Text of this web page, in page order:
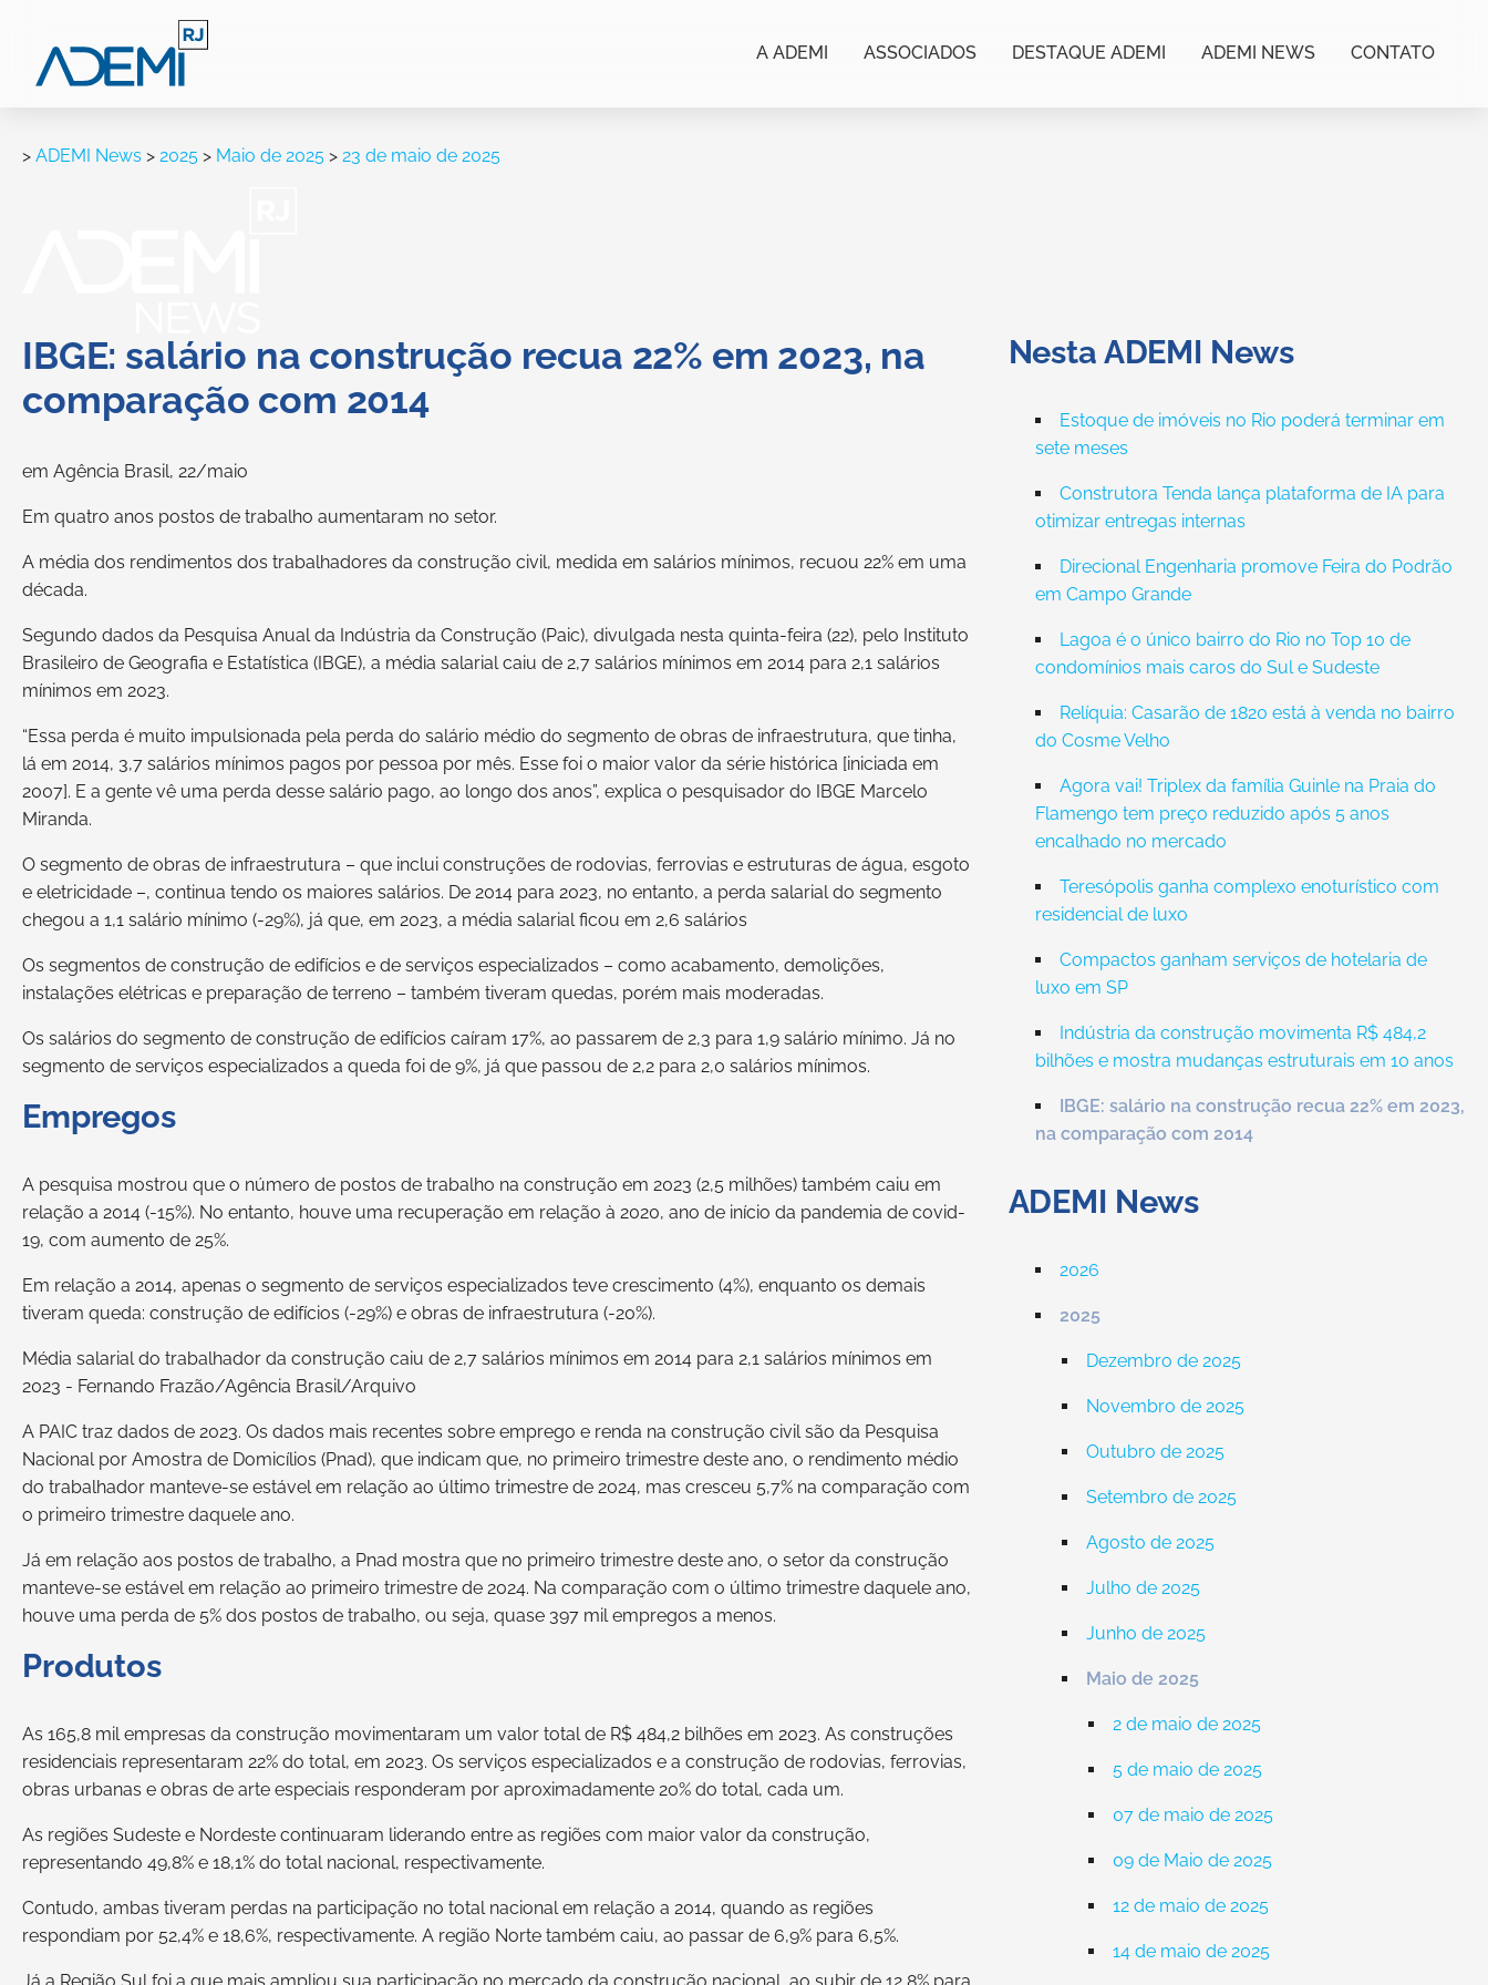
A ADEMI ASSOCIADOS DESTAQUE ADEMI ADEMI NEWS CONTATO
> ADEMI News > 2025 > Maio de 2025 > 23 de maio de 2025
IBGE: salário na construção recua 22% em 2023, na
comparação com 2014
em Agência Brasil, 22/maio
Em quatro anos postos de trabalho aumentaram no setor.
A média dos rendimentos dos trabalhadores da construção civil, medida em salários mínimos, recuou 22% em uma
década.
Segundo dados da Pesquisa Anual da Indústria da Construção (Paic), divulgada nesta quinta-feira (22), pelo Instituto
Brasileiro de Geografia e Estatística (IBGE), a média salarial caiu de 2,7 salários mínimos em 2014 para 2,1 salários
mínimos em 2023.
“Essa perda é muito impulsionada pela perda do salário médio do segmento de obras de infraestrutura, que tinha,
lá em 2014, 3,7 salários mínimos pagos por pessoa por mês. Esse foi o maior valor da série histórica [iniciada em
2007]. E a gente vê uma perda desse salário pago, ao longo dos anos”, explica o pesquisador do IBGE Marcelo
Miranda.
O segmento de obras de infraestrutura – que inclui construções de rodovias, ferrovias e estruturas de água, esgoto
e eletricidade –, continua tendo os maiores salários. De 2014 para 2023, no entanto, a perda salarial do segmento
chegou a 1,1 salário mínimo (-29%), já que, em 2023, a média salarial ficou em 2,6 salários
Os segmentos de construção de edifícios e de serviços especializados – como acabamento, demolições,
instalações elétricas e preparação de terreno – também tiveram quedas, porém mais moderadas.
Os salários do segmento de construção de edifícios caíram 17%, ao passarem de 2,3 para 1,9 salário mínimo. Já no
segmento de serviços especializados a queda foi de 9%, já que passou de 2,2 para 2,0 salários mínimos.
Empregos
A pesquisa mostrou que o número de postos de trabalho na construção em 2023 (2,5 milhões) também caiu em
relação a 2014 (-15%). No entanto, houve uma recuperação em relação à 2020, ano de início da pandemia de covid-
19, com aumento de 25%.
Em relação a 2014, apenas o segmento de serviços especializados teve crescimento (4%), enquanto os demais
tiveram queda: construção de edifícios (-29%) e obras de infraestrutura (-20%).
Média salarial do trabalhador da construção caiu de 2,7 salários mínimos em 2014 para 2,1 salários mínimos em
2023 - Fernando Frazão/Agência Brasil/Arquivo
A PAIC traz dados de 2023. Os dados mais recentes sobre emprego e renda na construção civil são da Pesquisa
Nacional por Amostra de Domicílios (Pnad), que indicam que, no primeiro trimestre deste ano, o rendimento médio
do trabalhador manteve-se estável em relação ao último trimestre de 2024, mas cresceu 5,7% na comparação com
o primeiro trimestre daquele ano.
Já em relação aos postos de trabalho, a Pnad mostra que no primeiro trimestre deste ano, o setor da construção
manteve-se estável em relação ao primeiro trimestre de 2024. Na comparação com o último trimestre daquele ano,
houve uma perda de 5% dos postos de trabalho, ou seja, quase 397 mil empregos a menos.
Produtos
As 165,8 mil empresas da construção movimentaram um valor total de R$ 484,2 bilhões em 2023. As construções
residenciais representaram 22% do total, em 2023. Os serviços especializados e a construção de rodovias, ferrovias,
obras urbanas e obras de arte especiais responderam por aproximadamente 20% do total, cada um.
As regiões Sudeste e Nordeste continuaram liderando entre as regiões com maior valor da construção,
representando 49,8% e 18,1% do total nacional, respectivamente.
Contudo, ambas tiveram perdas na participação no total nacional em relação a 2014, quando as regiões
respondiam por 52,4% e 18,6%, respectivamente. A região Norte também caiu, ao passar de 6,9% para 6,5%.
Nesta ADEMI News
Estoque de imóveis no Rio poderá terminar em
sete meses
Construtora Tenda lança plataforma de IA para
otimizar entregas internas
Direcional Engenharia promove Feira do Podrão
em Campo Grande
Lagoa é o único bairro do Rio no Top 10 de
condomínios mais caros do Sul e Sudeste
Relíquia: Casarão de 1820 está à venda no bairro
do Cosme Velho
Agora vai! Triplex da família Guinle na Praia do
Flamengo tem preço reduzido após 5 anos
encalhado no mercado
Teresópolis ganha complexo enoturístico com
residencial de luxo
Compactos ganham serviços de hotelaria de
luxo em SP
Indústria da construção movimenta R$ 484,2
bilhões e mostra mudanças estruturais em 10 anos
IBGE: salário na construção recua 22% em 2023,
na comparação com 2014
ADEMI News
2026
2025
Dezembro de 2025
Novembro de 2025
Outubro de 2025
Setembro de 2025
Agosto de 2025
Julho de 2025
Junho de 2025
Maio de 2025
2 de maio de 2025
5 de maio de 2025
07 de maio de 2025
09 de Maio de 2025
12 de maio de 2025
14 de maio de 2025